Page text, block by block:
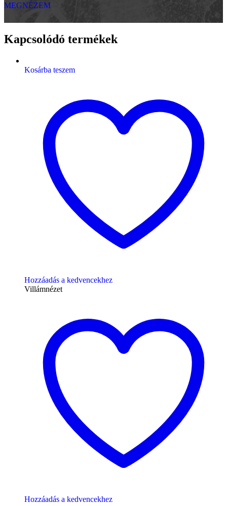
MEGNÉZEM
Kapcsolódó termékek
Kosárba teszem
Hozzáadás a kedvencekhez
Villámnézet
Hozzáadás a kedvencekhez